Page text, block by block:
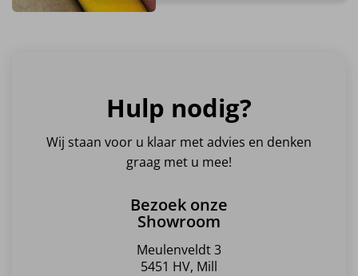
Deze
optie
kan
worden
de
productpagina
Hulp nodig?
Wij staan voor u klaar met advies en denken
graag met u mee!
Bezoek onze
Showroom
Meulenveldt 3
5451 HV, Mill